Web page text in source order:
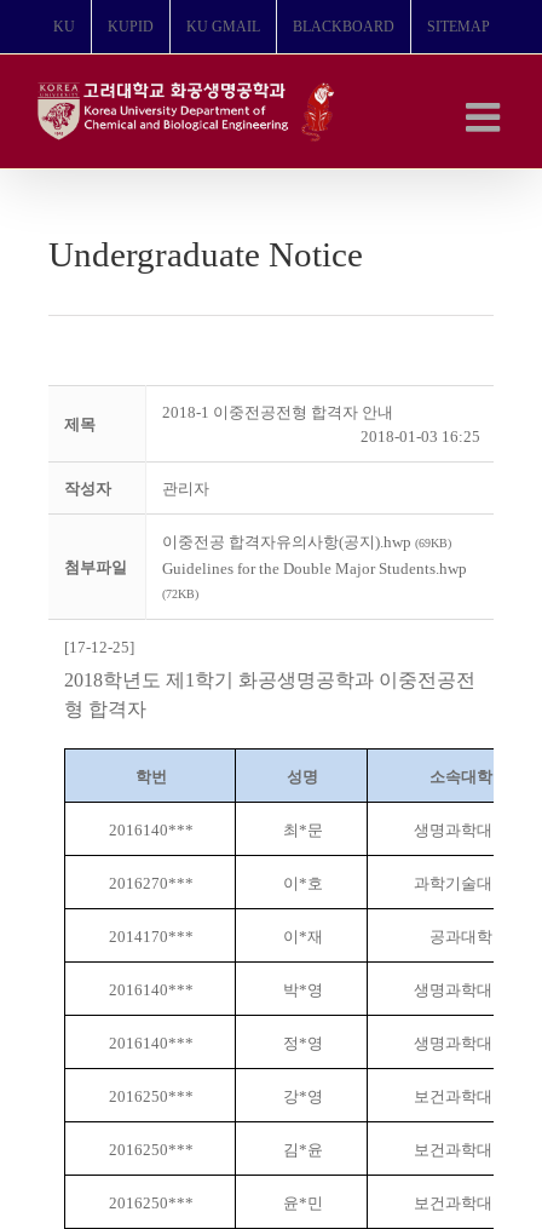
뛰
KU KUPID KU GMAIL BLACKBOARD SITEMAP
Undergraduate Notice
제목
2018-1 이중전공전형 합격자 안내
2018-01-03 16:25
작성자 관리자
첨부파일
이중전공 합격자유의사항(공지).hwp (69KB)
Guidelines for the Double Major Students.hwp
(72KB)
[17-12-25]
2018학년도 제 1 학기 화공생명공학과 이중전공전
형 합격자
학번 성명 소속대학
2016140*** 최*문 생명과학대학
2016270*** 이*호 과학기술대학
2014170*** 이*재 공과대학
2016140*** 박*영 생명과학대학
2016140*** 정*영 생명과학대학
2016250*** 강*영 보건과학대학
2016250*** 김*윤 보건과학대학
2016250*** 윤*민 보건과학대학